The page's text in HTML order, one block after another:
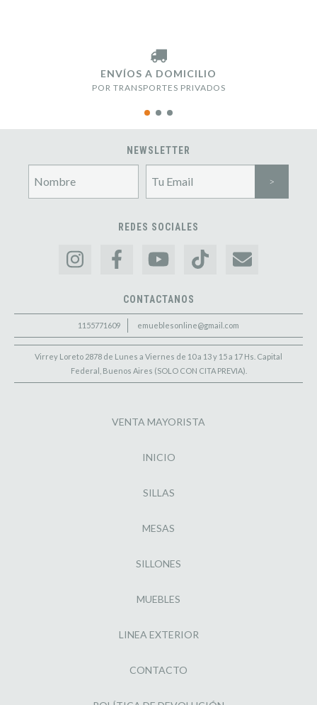
ENVÍOS A DOMICILIO
POR TRANSPORTES PRIVADOS
NEWSLETTER
REDES SOCIALES
CONTACTANOS
1155771609 emueblesonline@gmail.com
Virrey Loreto 2878 de Lunes a Viernes de 10 a 13 y 15 a 17 Hs. Capital
Federal, Buenos Aires (SOLO CON CITA PREVIA).
VENTA MAYORISTA
INICIO
SILLAS
MESAS
SILLONES
MUEBLES
LINEA EXTERIOR
CONTACTO